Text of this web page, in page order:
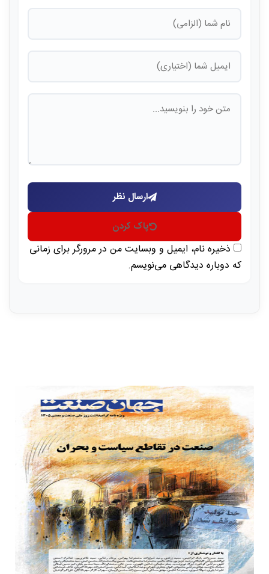
ارسال نظر
پاک کردن
ذخیره نام، ایمیل و وبسایت من در مرورگر برای زمانی
که دوباره دیدگاهی می‌نویسم.